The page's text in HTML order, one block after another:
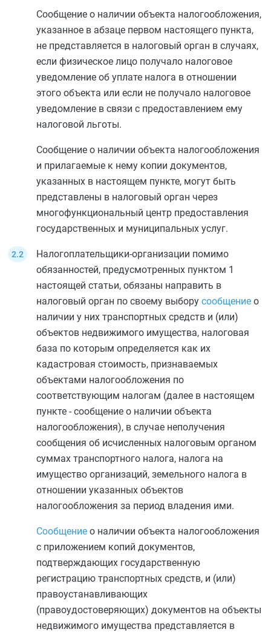
Сообщение о наличии объекта налогообложения,
указанное в абзаце первом настоящего пункта,
не представляется в налоговый орган в случаях,
если физическое лицо получало налоговое
уведомление об уплате налога в отношении
этого объекта или если не получало налоговое
уведомление в связи с предоставлением ему
налоговой льготы.
Сообщение о наличии объекта налогообложения
и прилагаемые к нему копии документов,
указанных в настоящем пункте, могут быть
представлены в налоговый орган через
многофункциональный центр предоставления
государственных и муниципальных услуг.
Налогоплательщики-организации помимо
обязанностей, предусмотренных пунктом 1
настоящей статьи, обязаны направить в
налоговый орган по своему выбору сообщение о
наличии у них транспортных средств и (или)
объектов недвижимого имущества, налоговая
база по которым определяется как их
кадастровая стоимость, признаваемых
объектами налогообложения по
соответствующим налогам (далее в настоящем
пункте - сообщение о наличии объекта
налогообложения), в случае неполучения
сообщения об исчисленных налоговым органом
суммах транспортного налога, налога на
имущество организаций, земельного налога в
отношении указанных объектов
налогообложения за период владения ими.
Сообщение о наличии объекта налогообложения
с приложением копий документов,
подтверждающих государственную
регистрацию транспортных средств, и (или)
правоустанавливающих
(правоудостоверяющих) документов на объекты
недвижимого имущества представляется в